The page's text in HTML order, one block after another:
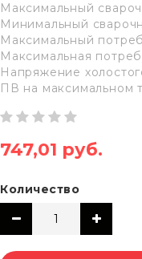
Максимальный
Минимальный
Максимальный
Максимальная
Напряжение
ПВ на максимальном
747,01 руб.
Количество